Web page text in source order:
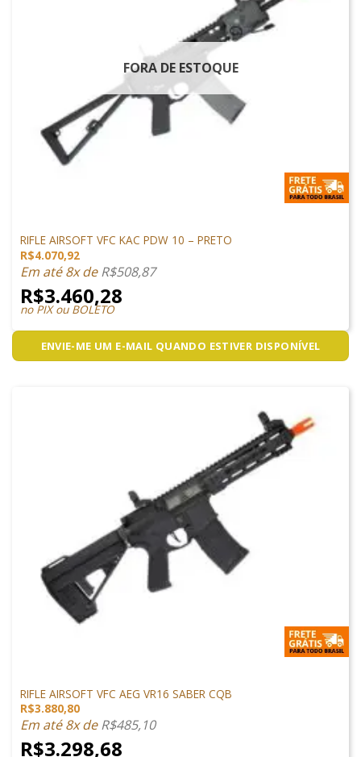
FORA DE ESTOQUE
RIFLE AIRSOFT VFC KAC PDW 10 – PRETO
R$4.070,92
Em até 8x deR$508,87
R$3.460,28
no PIX ou BOLETO
ENVIE-ME UM E-MAIL QUANDO ESTIVER DISPONÍVEL
RIFLE AIRSOFT VFC AEG VR16 SABER CQB
R$3.880,80
Em até 8x deR$485,10
R$3.298,68